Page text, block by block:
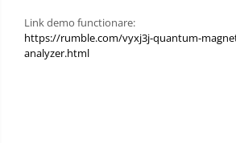
Link demo functionare:
https://rumble.com/vyxj3j-quantum-
analyzer.html